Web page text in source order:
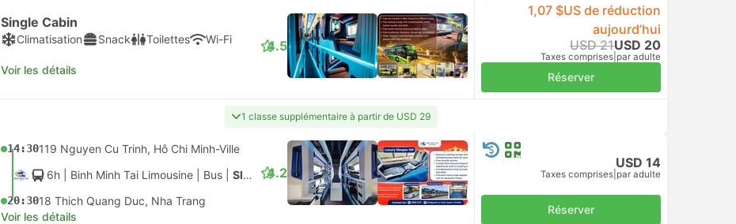
Single Cabin
Climatisation Snack Toilettes Wi-Fi
Voir les détails
4.5
1,07 $US de réduction
aujourd’hui
USD 21USD 20
Taxes comprises par adulte
Réserver
1 classe supplémentaire à partir de USD 29
14:30119 Nguyen Cu Trinh, Hô Chi Minh-Ville
6h | Binh Minh Tai Limousine Bus Sleeper 32
20:3018 Thich Quang Duc, Nha Trang
4.2
Voir les détails
USD 14
Taxes comprises par adulte
Réserver